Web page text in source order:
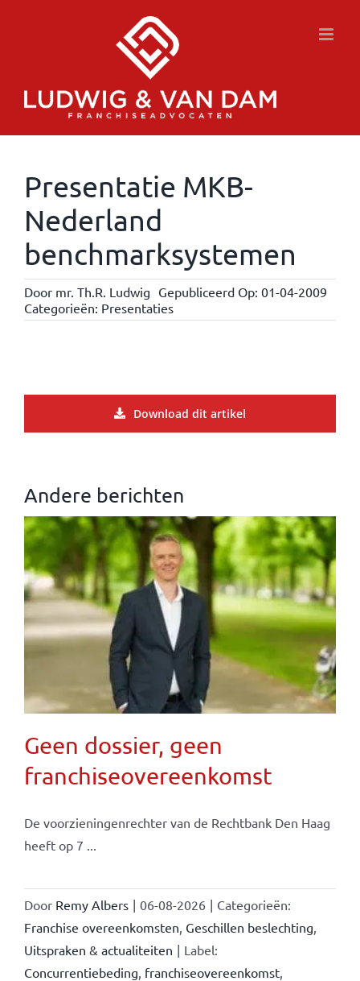
Presentatie MKB-
Nederland
benchmarksystemen
Door mr. Th.R. Ludwig Gepubliceerd Op: 01-04-2009
Categorieën: Presentaties
Download dit artikel
Andere berichten
Geen dossier, geen
franchiseovereenkomst
De voorzieningenrechter van de Rechtbank Den Haag
heeft op 7 ...
Door Remy Albers | 06-08-2026 | Categorieën:
Franchise overeenkomsten Geschillen beslechting
Uitspraken & actualiteiten | Label:
Concurrentiebeding franchiseovereenkomst,